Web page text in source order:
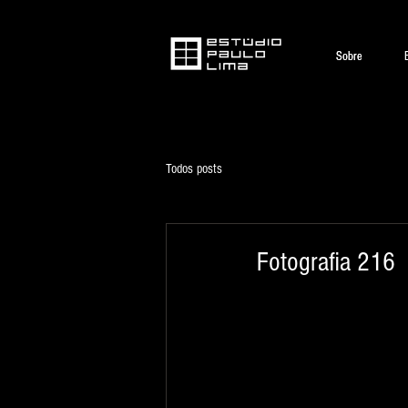
Sobre
Sobre
Todos posts
Fotografia 216